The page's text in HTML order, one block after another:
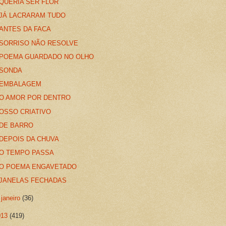
SER FLOR
LACRARAM TUDO
DA FACA
NÃO RESOLVE
GUARDADO NO OLHO
AMOR POR DENTRO
CRIATIVO
BARRO
DA CHUVA
TEMPO PASSA
POEMA ENGAVETADO
FECHADAS
janeiro(36)
(419)